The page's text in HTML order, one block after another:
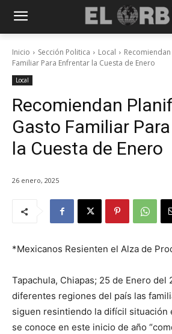
Inicio Sección Politica Local
Familiar Para Enfrentar la Cuesta de Enero
Local
Recomiendan
Gasto Familiar
la Cuesta de Enero
26 enero, 2025
*Mexicanos Resienten el Alza de
Tapachula, Chiapas; 25 de Enero del
diferentes regiones del país las
siguen resintiendo la difícil situación
se conoce en este inicio de año